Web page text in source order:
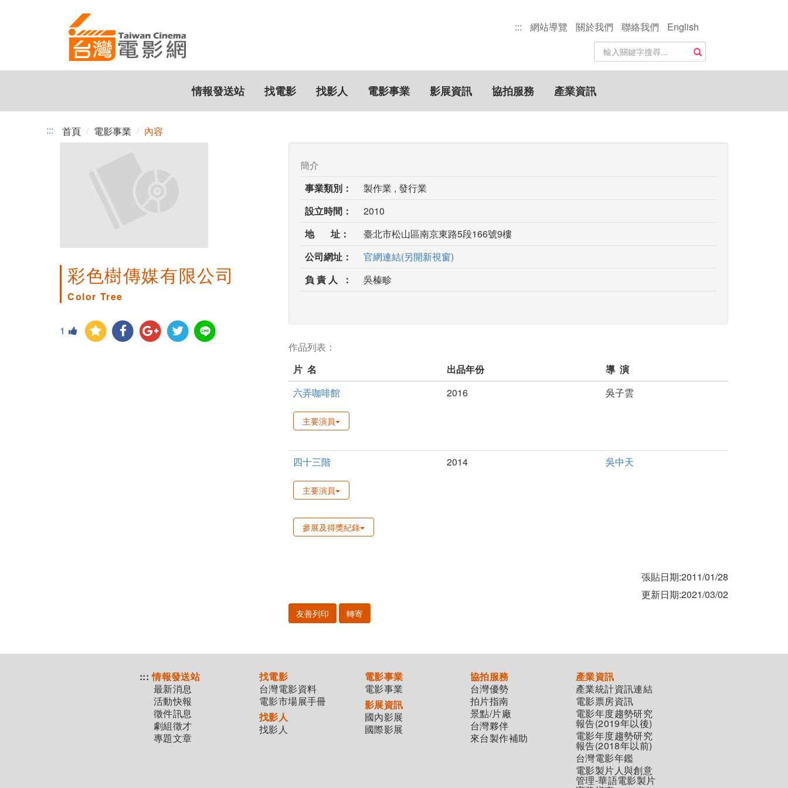
::: 網站導覽 關於我們 聯絡我們
English
站
內
搜
尋
關
鍵
搜尋
情報發送站 找電影 找影人 電影事業 影展資訊 協拍服務 產業資訊
::: 首頁 電影事業 內容
彩色樹傳媒有限公司
Color Tree
1
簡介
事業類別：
製作業 , 發行業
設立時間：
2010
地 址：
臺北市松山區南京東路5段166號9樓
公司網址：
官網連結(另開新視窗)
負 責 人 ：
吳榛畛
作品列表：
片 名
出品年份
導 演
六弄咖啡館
2016 吳子雲
主要演員
四十三階 2014 吳中天
主要演員
參展及得獎紀錄
張貼日期:2011/01/28
更新日期:2021/03/02
友善列印 轉寄
::: 情報發送站
最新消息
活動快報
徵件訊息
劇組徵才
專題文章
找電影
台灣電影資料
電影市場展手冊
找影人
找影人
電影事業
電影事業
影展資訊
國內影展
國際影展
協拍服務
台灣優勢
拍片指南
景點/片廠
台灣夥伴
來台製作補助
產業資訊
產業統計資訊連結
電影票房資訊
電影年度趨勢研究
報告(2019年以後)
電影年度趨勢研究
報告(2018年以前)
台灣電影年鑑
電影製片人與創意
管理-華語電影製片